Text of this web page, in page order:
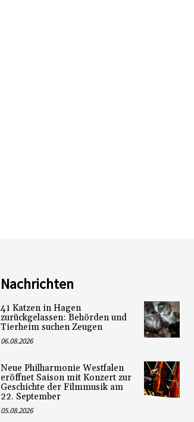
Nachrichten
41 Katzen in Hagen
zurückgelassen: Behörden und
Tierheim suchen Zeugen
06.08.2026
Neue Philharmonie Westfalen
eröffnet Saison mit Konzert zur
Geschichte der Filmmusik am
22. September
05.08.2026